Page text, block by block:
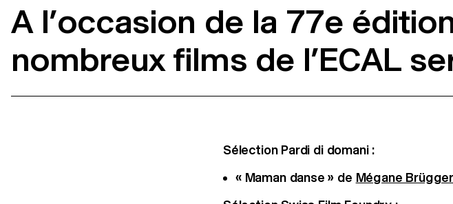
A l’occasion de la 77e
nombreux films de l’ECAL
Sélection Pardi di domani :
« Maman danse » de Mégane Brügger